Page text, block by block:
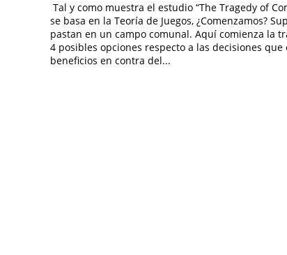
Tal y como muestra el estudio “The Tragedy of
se basa en la Teoría de Juegos, ¿Comenzamos?
pastan en un campo comunal. Aquí comienza la
4 posibles opciones respecto a las decisiones
beneficios en contra del...